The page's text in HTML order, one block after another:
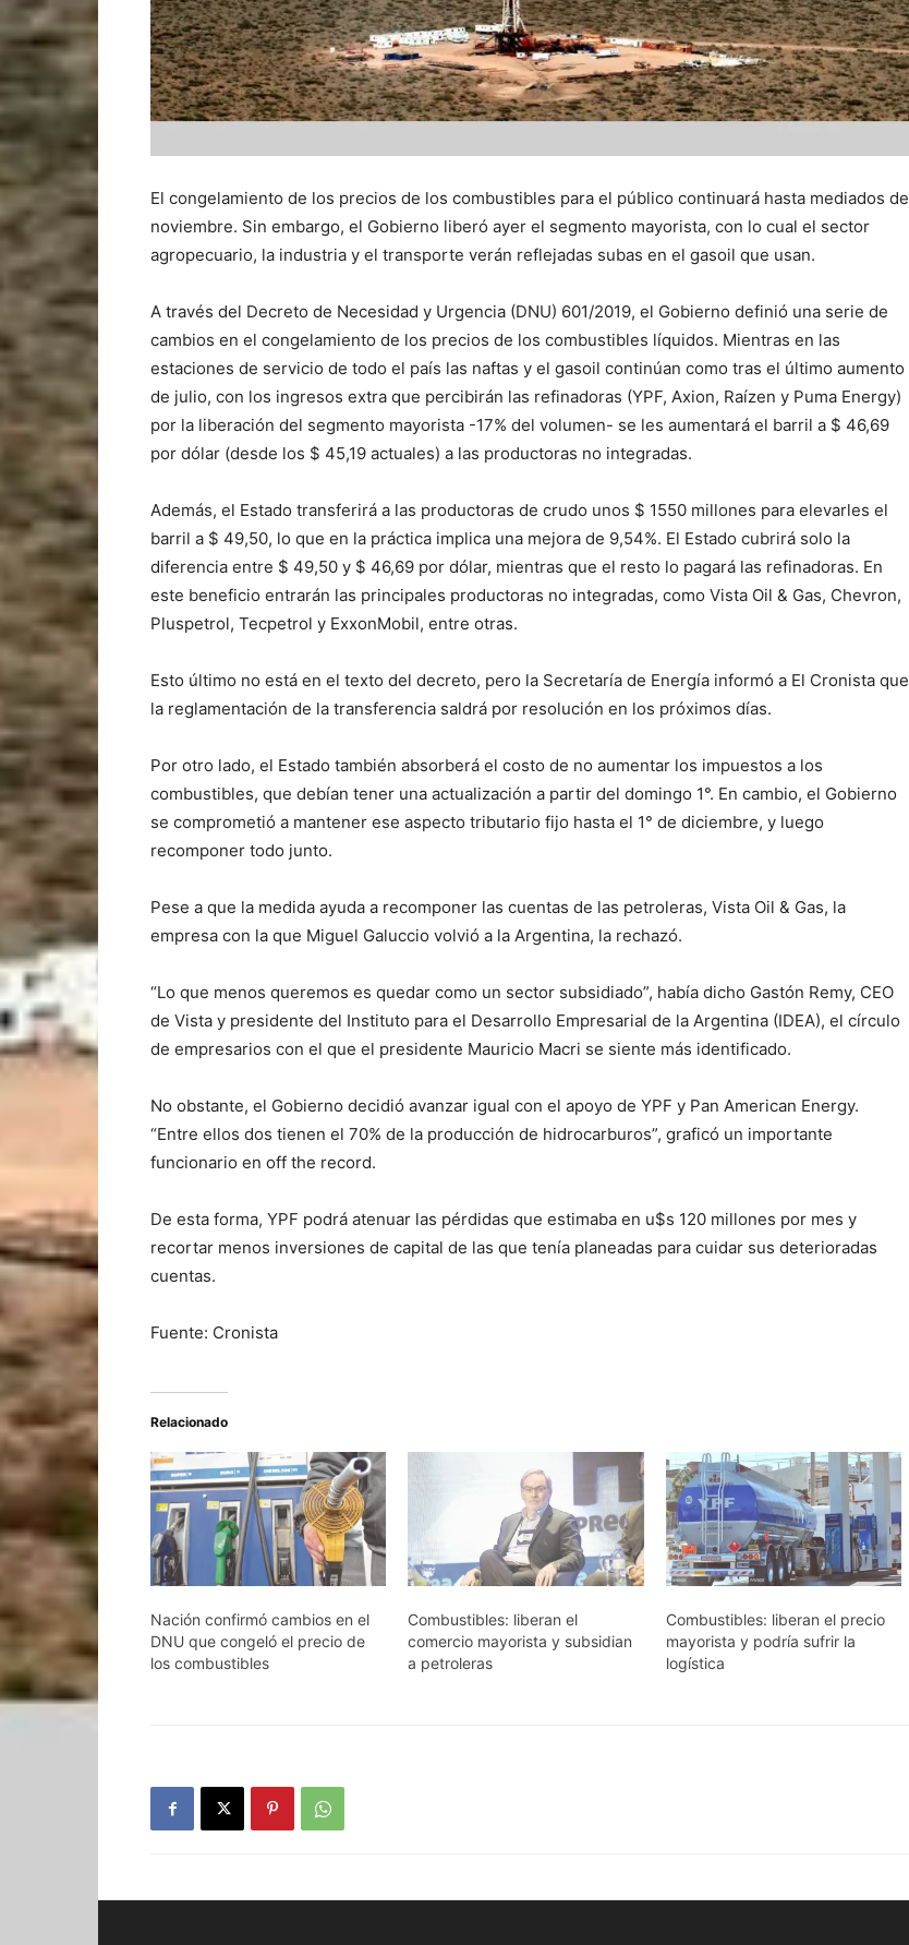
El congelamiento de los precios de los combustibles para el público continuará hasta mediados de
noviembre. Sin embargo, el Gobierno liberó ayer el segmento mayorista, con lo cual el sector
agropecuario, la industria y el transporte verán reflejadas subas en el gasoil que usan.
A través del Decreto de Necesidad y Urgencia (DNU) 601/2019, el Gobierno definió una serie de
cambios en el congelamiento de los precios de los combustibles líquidos. Mientras en las
estaciones de servicio de todo el país las naftas y el gasoil continúan como tras el último aumento
de julio, con los ingresos extra que percibirán las refinadoras (YPF, Axion, Raízen y Puma Energy)
por la liberación del segmento mayorista -17% del volumen- se les aumentará el barril a $ 46,69
por dólar (desde los $ 45,19 actuales) a las productoras no integradas.
Además, el Estado transferirá a las productoras de crudo unos $ 1550 millones para elevarles el
barril a $ 49,50, lo que en la práctica implica una mejora de 9,54%. El Estado cubrirá solo la
diferencia entre $ 49,50 y $ 46,69 por dólar, mientras que el resto lo pagará las refinadoras. En
este beneficio entrarán las principales productoras no integradas, como Vista Oil & Gas, Chevron,
Pluspetrol, Tecpetrol y ExxonMobil, entre otras.
Esto último no está en el texto del decreto, pero la Secretaría de Energía informó a El Cronista que
la reglamentación de la transferencia saldrá por resolución en los próximos días.
Por otro lado, el Estado también absorberá el costo de no aumentar los impuestos a los
combustibles, que debían tener una actualización a partir del domingo 1°. En cambio, el Gobierno
se comprometió a mantener ese aspecto tributario fijo hasta el 1° de diciembre, y luego
recomponer todo junto.
Pese a que la medida ayuda a recomponer las cuentas de las petroleras, Vista Oil & Gas, la
empresa con la que Miguel Galuccio volvió a la Argentina, la rechazó.
“Lo que menos queremos es quedar como un sector subsidiado”, había dicho Gastón Remy, CEO
de Vista y presidente del Instituto para el Desarrollo Empresarial de la Argentina (IDEA), el círculo
de empresarios con el que el presidente Mauricio Macri se siente más identificado.
No obstante, el Gobierno decidió avanzar igual con el apoyo de YPF y Pan American Energy.
“Entre ellos dos tienen el 70% de la producción de hidrocarburos”, graficó un importante
funcionario en off the record.
De esta forma, YPF podrá atenuar las pérdidas que estimaba en u$s 120 millones por mes y
recortar menos inversiones de capital de las que tenía planeadas para cuidar sus deterioradas
cuentas.
Fuente: Cronista
Relacionado
Nación confirmó cambios en el
DNU que congeló el precio de
los combustibles
Combustibles: liberan el
comercio mayorista y subsidian
a petroleras
Combustibles: liberan el precio
mayorista y podría sufrir la
logística